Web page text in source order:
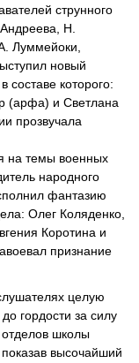
струнного
Н.
Луммейоки,
новый
составе которого:
(арфа) и Светлана
прозвучала
на темы военных
народного
фантазию
Олег Коляденко,
Коротина и
признание
целую
гордости за силу
отделов школы
высочайший